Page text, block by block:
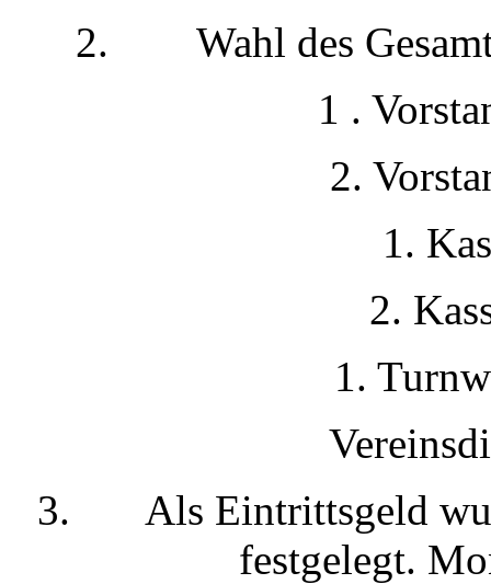
2. Wahl des
1 .
2.
1.
2.
1.
3. Als Eintrittsgeld
festgelegt.